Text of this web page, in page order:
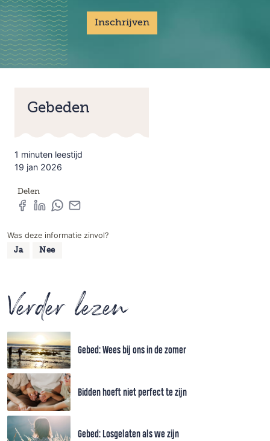
Inschrijven
Gebeden
1 minuten leestijd
19 jan 2026
Delen
Was deze informatie zinvol?
Ja Nee
Verder lezen
Gebed: Wees bij ons in de zomer
Bidden hoeft niet perfect te zijn
Gebed: Losgelaten als we zijn